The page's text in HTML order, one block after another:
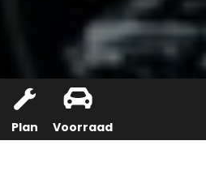
Plan Voorraad